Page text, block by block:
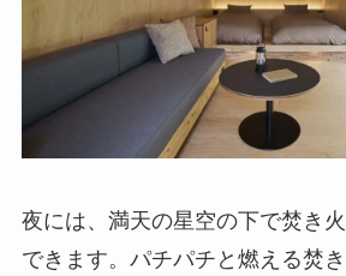
夜には、満天の星空の下で焚き
できます。パチパチと燃える焚